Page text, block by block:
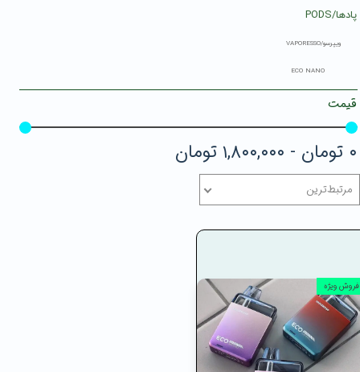
پادها/PODS
ویپرسو/VAPORESSO
ECO NANO
قیمت
۰ تومان - ۱,۸۰۰,۰۰۰ تومان
مرتبط‌ترین
فروش ویژه